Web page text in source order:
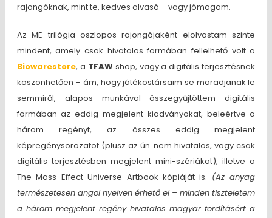
rajongóknak, mint te, kedves olvasó – vagy jómagam.
Az ME trilógia oszlopos rajongójaként elolvastam szinte
mindent, amely csak hivatalos formában fellelhető volt a
Biowarestore, a TFAWshop, vagy a digitális terjesztésnek
köszönhetően – ám, hogy játékostársaim se maradjanak le
semmiről, alapos munkával összegyűjtöttem digitális
formában az eddig megjelent kiadványokat, beleértve a
három regényt, az összes eddig megjelent
képregénysorozatot (plusz az ún. nem hivatalos, vagy csak
digitális terjesztésben megjelent mini-szériákat), illetve a
The Mass Effect Universe Artbook kópiáját is. (Az anyag
természetesen angol nyelven érhető el – minden tiszteletem
a három megjelent regény hivatalos magyar fordításért a